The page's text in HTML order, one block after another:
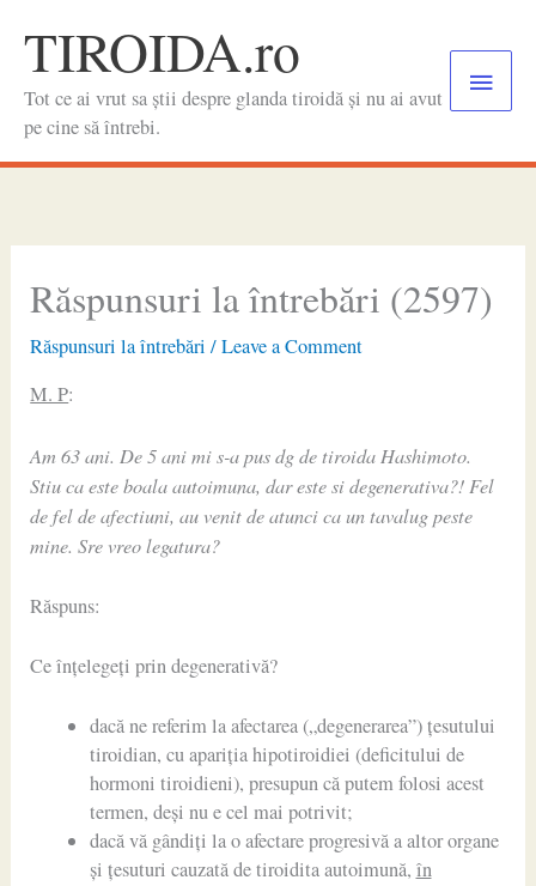
contentTIROIDA.ro
Tot ce ai vrut sa știi despre glanda tiroidă și nu ai avut
pe cine să întrebi.
Main
Răspunsuri la întrebări (2597)
Răspunsuri la întrebări /Leave a Comment
M. P:
Am 63 ani. De 5 ani mi s-a pus dg de tiroida Hashimoto.
Stiu ca este boala autoimuna, dar este si degenerativa?! Fel
de fel de afectiuni, au venit de atunci ca un tavalug peste
mine. Sre vreo legatura?
Răspuns:
Ce înțelegeți prin degenerativă?
dacă ne referim la afectarea („degenerarea”) țesutului
tiroidian, cu apariția hipotiroidiei (deficitului de
hormoni tiroidieni), presupun că putem folosi acest
termen, deși nu e cel mai potrivit;
dacă vă gândiți la o afectare progresivă a altor organe
și țesuturi cauzată de tiroidita autoimună, în